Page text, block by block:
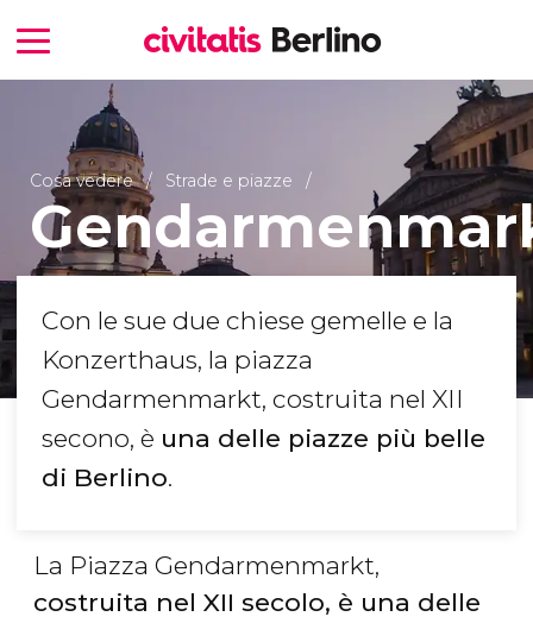
Cosa vedere Strade e piazze
Con le sue due chiese gemelle e la
Konzerthaus, la piazza
Gendarmenmarkt, costruita nel XII
secono, è una delle piazze più belle
di Berlino.
La Piazza Gendarmenmarkt,
costruita nel XII secolo, è una delle